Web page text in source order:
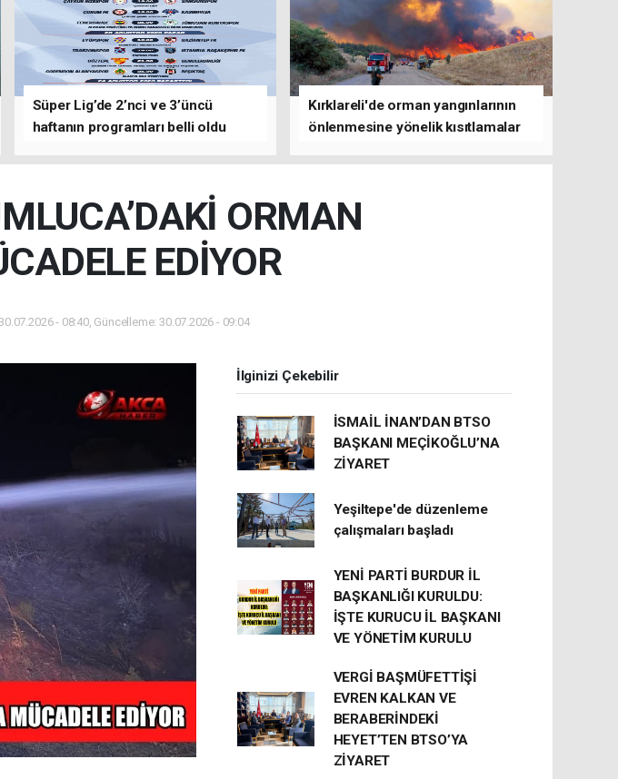
Süper Lig’de 2’nci ve 3’üncü
haftanın programları belli oldu
Kırklareli'de orman yangınlarının
önlenmesine yönelik kısıtlamalar
ORMAN
EDİYOR
- 08:40, Güncelleme: 30.07.2026 - 09:04
İlginizi Çekebilir
İSMAİL İNAN’DAN BTSO
BAŞKANI MEÇİKOĞLU’NA
ZİYARET
Yeşiltepe'de düzenleme
çalışmaları başladı
YENİ PARTİ BURDUR İL
BAŞKANLIĞI KURULDU:
İŞTE KURUCU İL BAŞKANI
VE YÖNETİM KURULU
VERGİ BAŞMÜFETTİŞİ
EVREN KALKAN VE
BERABERİNDEKİ
HEYET’TEN BTSO’YA
ZİYARET